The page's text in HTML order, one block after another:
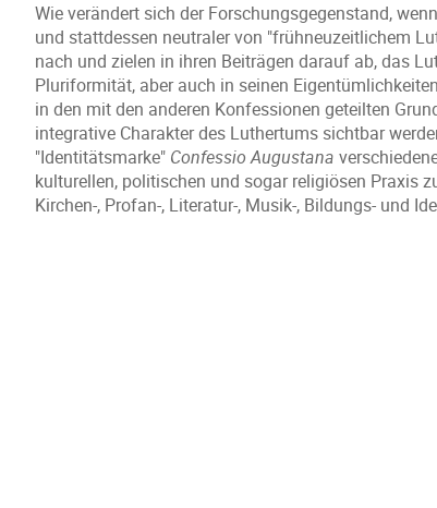
Wie verändert sich der Forschungsgegenstand,
und stattdessen neutraler von "frühneuzeitlichem
nach und zielen in ihren Beiträgen darauf ab, das
Pluriformität, aber auch in seinen
in den mit den anderen Konfessionen geteilten
integrative Charakter des Luthertums sichtbar
"Identitätsmarke" Confessio Augustana
kulturellen, politischen und sogar religiösen Praxis
Kirchen-, Profan-, Literatur-, Musik-, Bildungs- und